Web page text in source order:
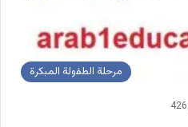
مرحلة الطفولة المبكرة
426